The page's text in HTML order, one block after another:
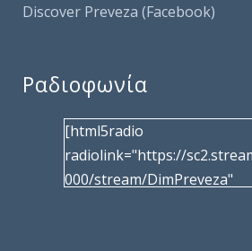
Discover Preveza (Facebook)
Ραδιοφωνία
[html5radio
radiolink="https://
000/stream/DimPreveza"